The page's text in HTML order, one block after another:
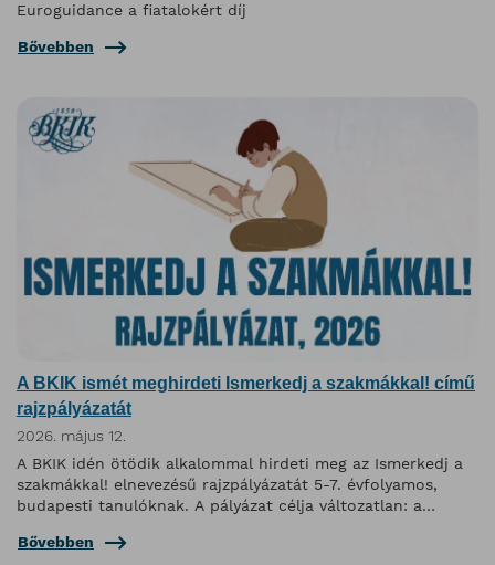
Euroguidance a fiatalokért díj
Bővebben
A BKIK ismét meghirdeti Ismerkedj a szakmákkal! című
rajzpályázatát
2026. május 12.
A BKIK idén ötödik alkalommal hirdeti meg az Ismerkedj a
szakmákkal! elnevezésű rajzpályázatát 5-7. évfolyamos,
budapesti tanulóknak. A pályázat célja változatlan: a
kihívás elé állítja őket.
Bővebben